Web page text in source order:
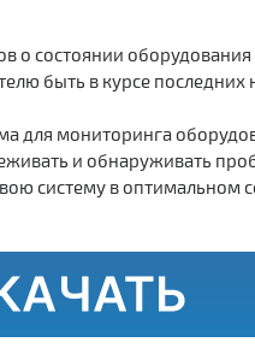
состоянии
быть в курсе последних
для мониторинга
и обнаруживать
систему в